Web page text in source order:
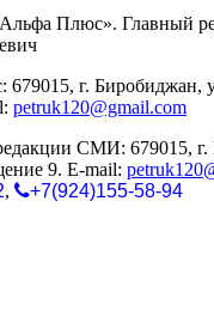
Плюс». Главный
г. Биробиджан,
petruk120@gmail.com
СМИ: 679015, г.
9. E-mail:
,
+7(924)155-58-94